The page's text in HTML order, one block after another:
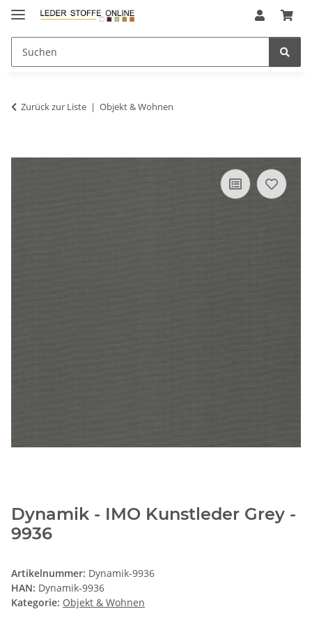
Zurück zur Liste Objekt & Wohnen
Dynamik - IMO Kunstleder Grey -
9936
Artikelnummer: Dynamik-9936
HAN: Dynamik-9936
Kategorie: Objekt & Wohnen